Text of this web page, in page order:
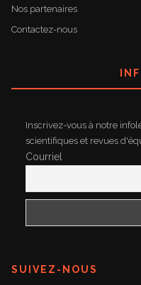
Nos partenaires
Contactez-nous
Inscrivez-vous à notre
scientifiques et revues
Courriel
SUIVEZ-NOUS